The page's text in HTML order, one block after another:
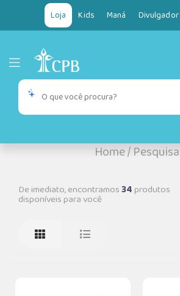
Loja Kids Maná Divulgador
Home/Pesquisa
De imediato, encontramos34produtos
disponíveis para você